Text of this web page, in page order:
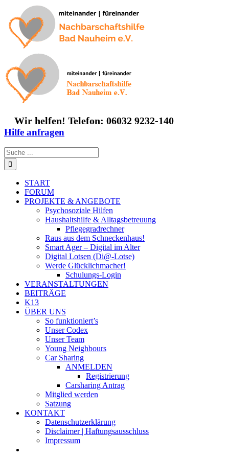
Inhalt
springen
Wir helfen! Telefon: 06032 9232-140
Hilfe anfragen
Suche
nach:
START
FORUM
PROJEKTE & ANGEBOTE
Psychosoziale Hilfen
Haushaltshilfe & Alltagsbetreuung
Pflegegradrechner
Raus aus dem Schneckenhaus!
Smart Ager – Digital im Alter
Digital Lotsen (Di@-Lotse)
Werde Glücklichmacher!
Schulungs-Login
VERANSTALTUNGEN
BEITRÄGE
K13
ÜBER UNS
So funktioniert’s
Unser Codex
Unser Team
Young Neighbours
Car Sharing
ANMELDEN
Registrierung
Carsharing Antrag
Mitglied werden
Satzung
KONTAKT
Datenschutzerklärung
Disclaimer | Haftungsausschluss
Impressum